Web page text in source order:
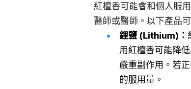
紅檀香可能會和個人服
醫師或醫師。以下產品
鋰鹽 (Lithium)：
用紅檀香可能降
嚴重副作用。若
的服用量。